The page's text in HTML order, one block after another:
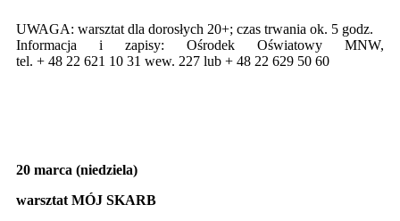
UWAGA: warsztat dla dorosłych 20+; czas trwania ok. 5 godz.
Informacja i zapisy: Ośrodek Oświatowy MNW,
tel. + 48 22 621 10 31 wew. 227 lub + 48 22 629 50 60
20 marca (niedziela)
warsztat MÓJ SKARB